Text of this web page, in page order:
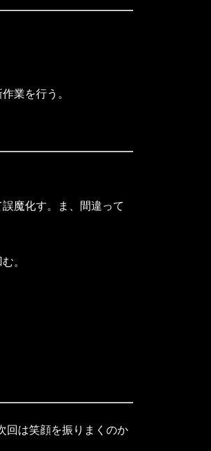
業を行う。
魔化す。ま、間違って
。
回は笑顔を振りまくのか